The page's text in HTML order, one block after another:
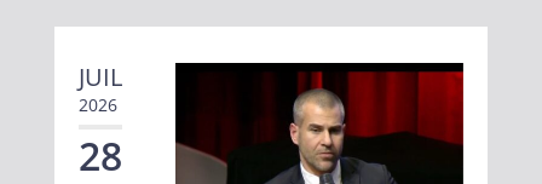
JUIL
2026
28